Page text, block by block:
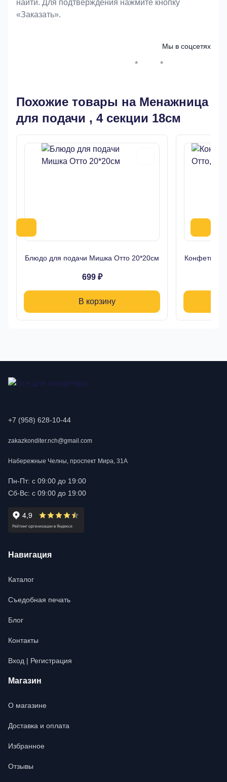
найти. Для подтверждения нажмите кнопку
«Заказать».
Мы в соцсетях
* *
Похожие товары на Менажница
для подачи , 4 секции 18см
Блюдо для подачи Мишка Отто 20*20см
699 ₽
В корзину
+7 (958) 628-10-44
zakazkonditer.nch@gmail.com
Набережные Челны, проспект Мира, 31А
Пн-Пт: с 09:00 до 19:00
Сб-Вс: с 09:00 до 19:00
Навигация
Каталог
Съедобная печать
Блог
Контакты
Вход | Регистрация
Магазин
О магазине
Доставка и оплата
Избранное
Отзывы